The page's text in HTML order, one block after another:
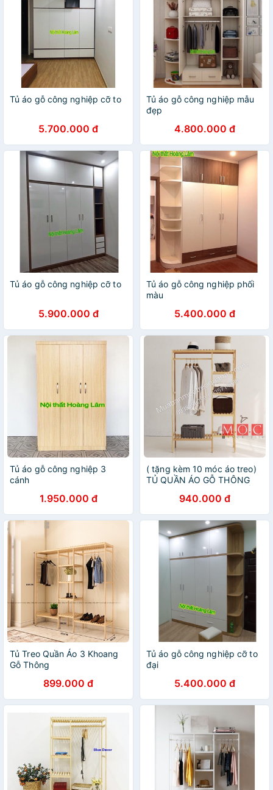
Tủ áo gỗ công nghiệp cỡ to
5.700.000 đ
Tủ áo gỗ công nghiệp mẫu
đẹp
4.800.000 đ
Tủ áo gỗ công nghiệp cỡ to
5.900.000 đ
Tủ áo gỗ công nghiệp phối
màu
5.400.000 đ
Tủ áo gỗ công nghiệp 3
cánh
1.950.000 đ
( tặng kèm 10 móc áo treo)
TỦ QUẦN ÁO GỖ THÔNG
ÁO ĐÔI 5 TẦNG
940.000 đ
Tủ Treo Quần Áo 3 Khoang
Gỗ Thông
899.000 đ
Tủ áo gỗ công nghiệp cỡ to
đại
5.400.000 đ